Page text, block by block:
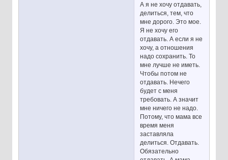
А я не хочу отдавать,
делиться, тем, что
мне дорого. Это мое.
Я не хочу его
отдавать. А если я не
хочу, а отношения
надо сохранить. То
мне лучше не иметь.
Чтобы потом не
отдавать. Нечего
будет с меня
требовать. А значит
мне ничего не надо.
Потому, что мама все
время меня
заставляла
делиться. Отдавать.
Обязательно